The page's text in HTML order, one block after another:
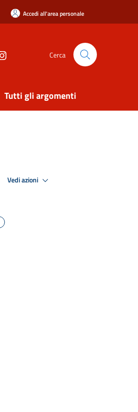
Accedi all'area personale
Cerca
Tutti gli argomenti
Vedi azioni